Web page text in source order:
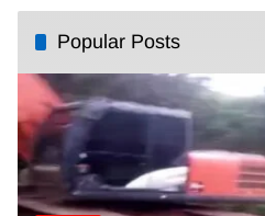
Popular Posts